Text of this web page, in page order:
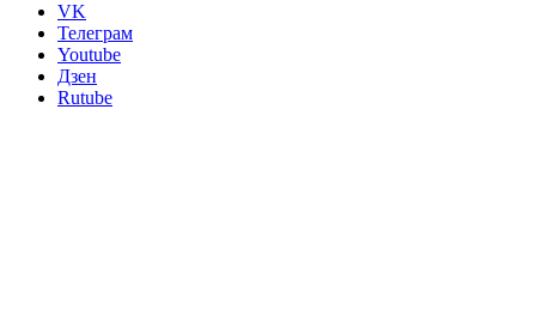
VK
Телеграм
Youtube
Дзен
Rutube